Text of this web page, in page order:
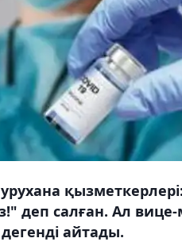
деп салған. Ал
айтады.